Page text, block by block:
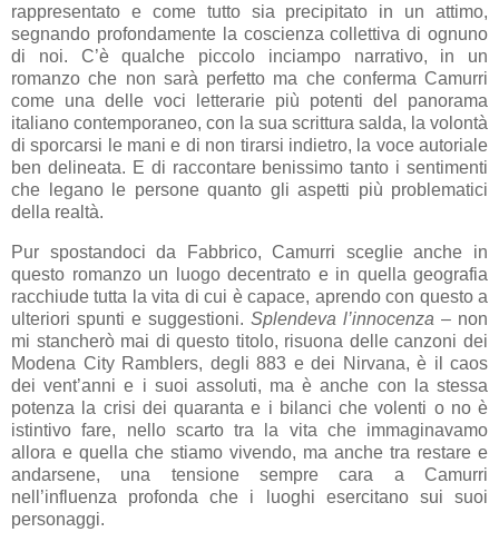
rappresentato e come tutto sia precipitato in un attimo,
segnando profondamente la coscienza collettiva di ognuno
di noi. C’è qualche piccolo inciampo narrativo, in un
romanzo che non sarà perfetto ma che conferma Camurri
come una delle voci letterarie più potenti del panorama
italiano contemporaneo, con la sua scrittura salda, la volontà
di sporcarsi le mani e di non tirarsi indietro, la voce autoriale
ben delineata. E di raccontare benissimo tanto i sentimenti
che legano le persone quanto gli aspetti più problematici
della realtà.
Pur spostandoci da Fabbrico, Camurri sceglie anche in
questo romanzo un luogo decentrato e in quella geografia
racchiude tutta la vita di cui è capace, aprendo con questo a
ulteriori spunti e suggestioni. Splendeva l’innocenza – non
mi stancherò mai di questo titolo, risuona delle canzoni dei
Modena City Ramblers, degli 883 e dei Nirvana, è il caos
dei vent’anni e i suoi assoluti, ma è anche con la stessa
potenza la crisi dei quaranta e i bilanci che volenti o no è
istintivo fare, nello scarto tra la vita che immaginavamo
allora e quella che stiamo vivendo, ma anche tra restare e
andarsene, una tensione sempre cara a Camurri
nell’influenza profonda che i luoghi esercitano sui suoi
personaggi.